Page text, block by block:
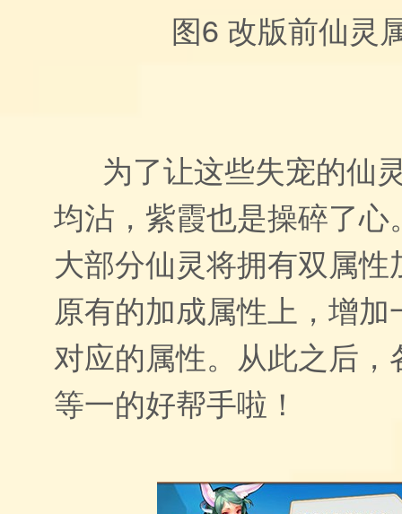
图6 改版前仙灵
为了让这些失宠的仙
均沾，紫霞也是操碎了
大部分仙灵将拥有双属
原有的加成属性上，增
对应的属性。从此之后
等一的好帮手啦！